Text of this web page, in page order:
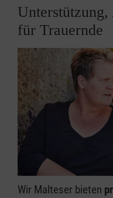
für Trauernde
Wir Malteser bieten